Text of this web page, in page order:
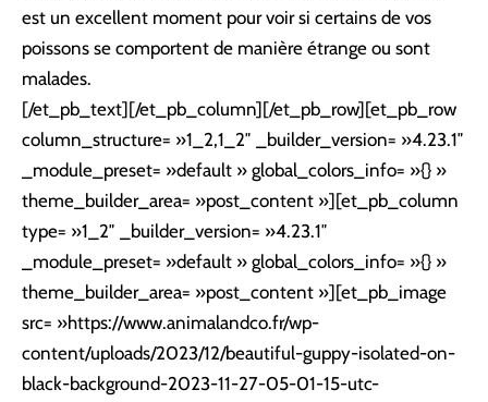
est un excellent moment pour voir si certains de vos
poissons se comportent de manière étrange ou sont
malades.
[/et_pb_text][/et_pb_column][/et_pb_row][et_pb_row
column_structure= »1_2,1_2″ _builder_version= »4.23.1″
_module_preset= »default » global_colors_info= »{} »
theme_builder_area= »post_content »][et_pb_column
type= »1_2″ _builder_version= »4.23.1″
_module_preset= »default » global_colors_info= »{} »
theme_builder_area= »post_content »][et_pb_image
src= »https://www.animalandco.fr/wp-
content/uploads/2023/12/beautiful-guppy-isolated-on-
black-background-2023-11-27-05-01-15-utc-